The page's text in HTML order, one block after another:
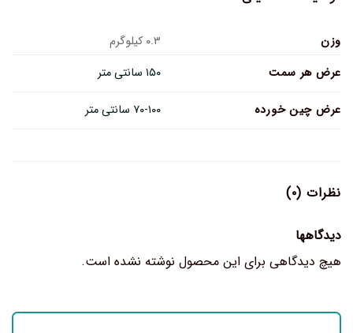
وزن
۰.۳ کیلوگرم
عرض هر سمت
۱۵۰ سانتی متر
عرض چین خورده ۷۰-۱۰۰ سانتی متر
نظرات (۰)
دیدگاهها
هیچ دیدگاهی برای این محصول نوشته نشده است.